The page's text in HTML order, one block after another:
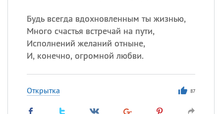
Будь всегда вдохновленным ты жизнью,
Много счастья встречай на пути,
Исполнений желаний отныне,
И, конечно, огромной любви.
Открытка 87